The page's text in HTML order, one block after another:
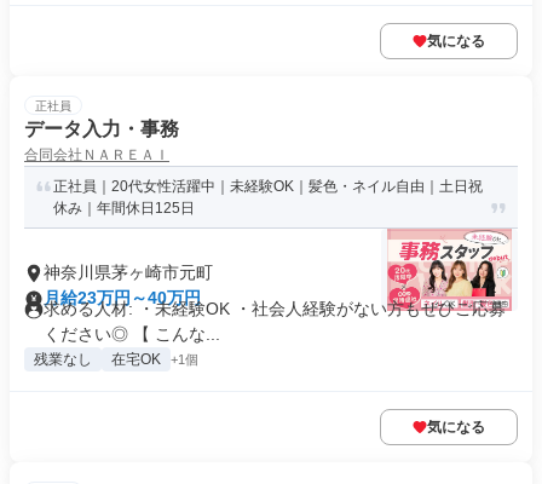
気になる
正社員
データ入力・事務
合同会社ＮＡＲＥＡＩ
正社員｜20代女性活躍中｜未経験OK｜髪色・ネイル自由｜土日祝
休み｜年間休日125日
神奈川県茅ヶ崎市元町
月給23万円～40万円
求める人材: ・未経験OK ・社会人経験がない方もぜひご応募
ください◎ 【 こんな...
残業なし 在宅OK +1個
気になる